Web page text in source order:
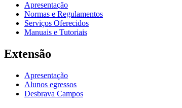
Apresentação
Normas e Regulamentos
Serviços Oferecidos
Manuais e Tutoriais
Extensão
Apresentação
Alunos egressos
Desbrava Campos